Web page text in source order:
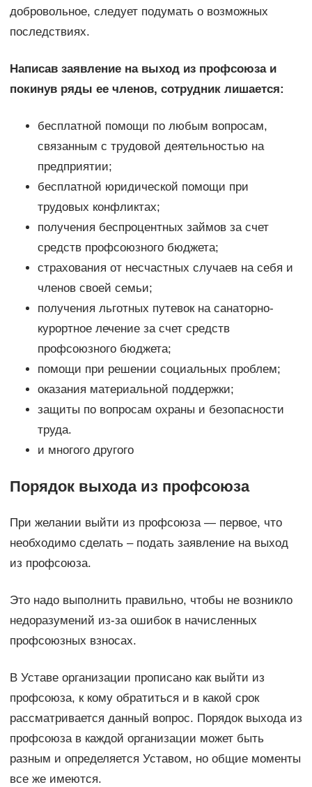
добровольное, следует подумать о возможных
последствиях.
Написав заявление на выход из профсоюза и
покинув ряды ее членов, сотрудник лишается:
бесплатной помощи по любым вопросам,
связанным с трудовой деятельностью на
предприятии;
бесплатной юридической помощи при
трудовых конфликтах;
получения беспроцентных займов за счет
средств профсоюзного бюджета;
страхования от несчастных случаев на себя и
членов своей семьи;
получения льготных путевок на санаторно-
курортное лечение за счет средств
профсоюзного бюджета;
помощи при решении социальных проблем;
оказания материальной поддержки;
защиты по вопросам охраны и безопасности
труда.
и многого другого
Порядок выхода из профсоюза
При желании выйти из профсоюза — первое, что
необходимо сделать – подать заявление на выход
из профсоюза.
Это надо выполнить правильно, чтобы не возникло
недоразумений из-за ошибок в начисленных
профсоюзных взносах.
В Уставе организации прописано как выйти из
профсоюза, к кому обратиться и в какой срок
рассматривается данный вопрос. Порядок выхода из
профсоюза в каждой организации может быть
разным и определяется Уставом, но общие моменты
все же имеются.